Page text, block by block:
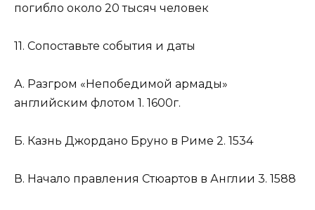
погибло около 20 тысяч человек
11. Сопоставьте события и даты
А. Разгром «Непобедимой армады»
английским флотом 1. 1600г.
Б. Казнь Джордано Бруно в Риме 2. 1534
В. Начало правления Стюартов в Англии 3. 1588